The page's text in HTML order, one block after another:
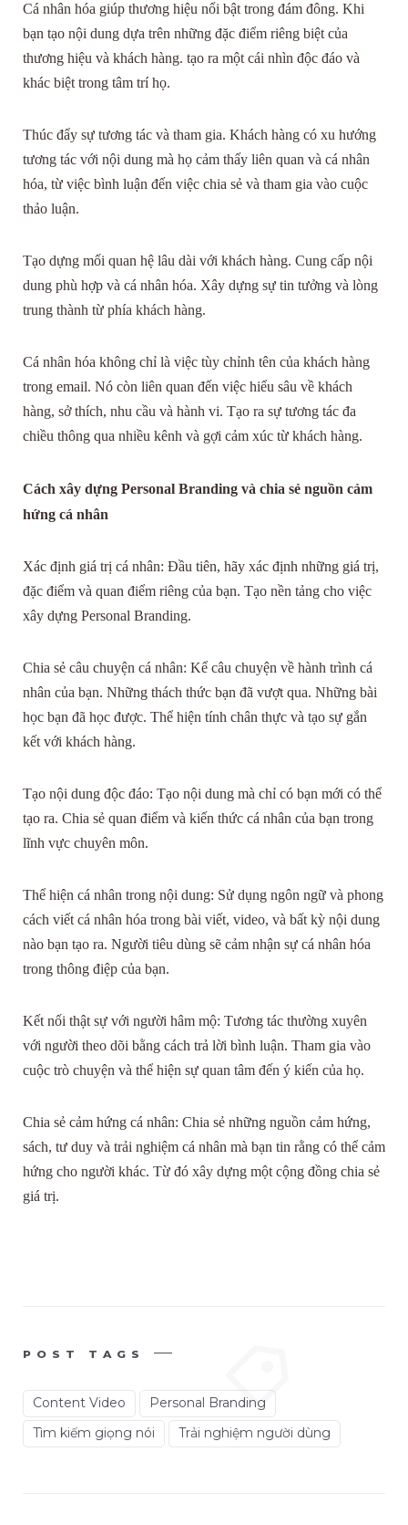
Cá nhân hóa giúp thương hiệu nổi bật trong đám đông. Khi
bạn tạo nội dung dựa trên những đặc điểm riêng biệt của
thương hiệu và khách hàng. tạo ra một cái nhìn độc đáo và
khác biệt trong tâm trí họ.
Thúc đẩy sự tương tác và tham gia. Khách hàng có xu hướng
tương tác với nội dung mà họ cảm thấy liên quan và cá nhân
hóa, từ việc bình luận đến việc chia sẻ và tham gia vào cuộc
thảo luận.
Tạo dựng mối quan hệ lâu dài với khách hàng. Cung cấp nội
dung phù hợp và cá nhân hóa. Xây dựng sự tin tưởng và lòng
trung thành từ phía khách hàng.
Cá nhân hóa không chỉ là việc tùy chỉnh tên của khách hàng
trong email. Nó còn liên quan đến việc hiểu sâu về khách
hàng, sở thích, nhu cầu và hành vi. Tạo ra sự tương tác đa
chiều thông qua nhiều kênh và gợi cảm xúc từ khách hàng.
Cách xây dựng Personal Branding và chia sẻ nguồn cảm
hứng cá nhân
Xác định giá trị cá nhân: Đầu tiên, hãy xác định những giá trị,
đặc điểm và quan điểm riêng của bạn. Tạo nền tảng cho việc
xây dựng Personal Branding.
Chia sẻ câu chuyện cá nhân: Kể câu chuyện về hành trình cá
nhân của bạn. Những thách thức bạn đã vượt qua. Những bài
học bạn đã học được. Thể hiện tính chân thực và tạo sự gắn
kết với khách hàng.
Tạo nội dung độc đáo: Tạo nội dung mà chỉ có bạn mới có thể
tạo ra. Chia sẻ quan điểm và kiến thức cá nhân của bạn trong
lĩnh vực chuyên môn.
Thể hiện cá nhân trong nội dung: Sử dụng ngôn ngữ và phong
cách viết cá nhân hóa trong bài viết, video, và bất kỳ nội dung
nào bạn tạo ra. Người tiêu dùng sẽ cảm nhận sự cá nhân hóa
trong thông điệp của bạn.
Kết nối thật sự với người hâm mộ: Tương tác thường xuyên
với người theo dõi bằng cách trả lời bình luận. Tham gia vào
cuộc trò chuyện và thể hiện sự quan tâm đến ý kiến của họ.
Chia sẻ cảm hứng cá nhân: Chia sẻ những nguồn cảm hứng,
sách, tư duy và trải nghiệm cá nhân mà bạn tin rằng có thể cảm
hứng cho người khác. Từ đó xây dựng một cộng đồng chia sẻ
giá trị.
POST TAGS
Content Video
Personal Branding
Tìm kiếm giọng nói
Trải nghiệm người dùng